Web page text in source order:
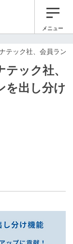
メニュー
テック社、会員ラン
ック社、
を出し分け